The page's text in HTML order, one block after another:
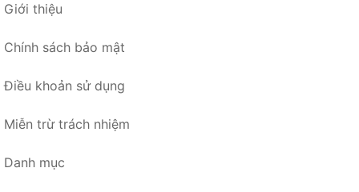
Giới thiệu
Chính sách bảo mật
Điều khoản sử dụng
Miễn trừ trách nhiệm
Danh mục